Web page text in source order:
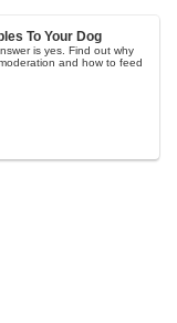
To Your Dog
is yes. Find out why
and how to feed